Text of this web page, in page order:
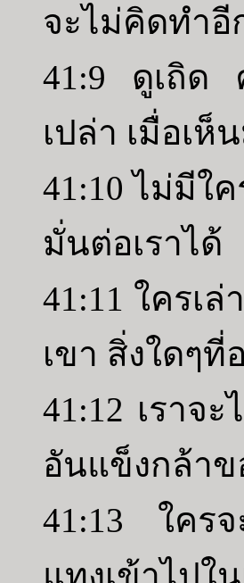
จะไม่คิดทำอี
41:9 ดูเถิด
เปล่า เมื่อเ
41:10 ไม่มีใ
มั่นต่อเราได้
41:11 ใครเ
เขา สิ่งใดๆ
41:12 เราจ
อันแข็งกล้า
41:13 ใคร